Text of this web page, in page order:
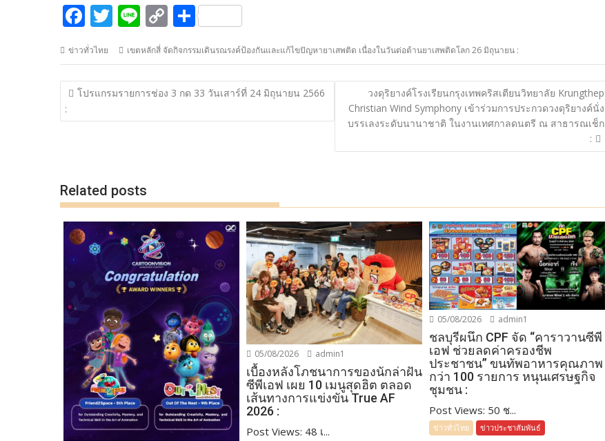
F
ac
e
b
o
o
T
itt
er
Li
e
C
p
y
Li
n
S
ar
e
ข่าวทั่วไทย เขตหลักสี่ จัดกิจกรรมเดินรณรงค์ป้องกันและแก้ไขปัญหายาเสพติด เนื่องในวันต่อต้านยาเสพติดโลก 26 มิถุนายน :
แนะแนว
เรื่อง
โปรแกรมรายการช่อง 3 กด 33 วันเสาร์ที่ 24 มิถุนายน 2566
:
วงดุริยางค์โรงเรียนกรุงเทพคริสเตียนวิทยาลัย Krungthep
Christian Wind Symphony เข้าร่วมการประกวดวงดุริยางค์นั่ง
บรรเลงระดับนานาชาติ ในงานเทศกาลดนตรี ณ สาธารณเช็ก
:
Related posts
05/08/2026 admin1
เบื้องหลังโภชนาการของนักล่าฝัน
ซีพีเอฟ เผย 10 เมนูสุดฮิต ตลอด
เส้นทางการแข่งขัน True AF
2026 :
Post Views: 48 เ...
05/08/2026 admin1
ชลบุรีผนึก CPF จัด “คาราวานซีพี
เอฟ ช่วยลดค่าครองชีพ
ประชาชน” ขนทัพอาหารคุณภาพ
กว่า 100 รายการ หนุนเศรษฐกิจ
ชุมชน :
Post Views: 50 ช...
ข่าวทั่วไทย ข่าวประชาสัมพันธ์